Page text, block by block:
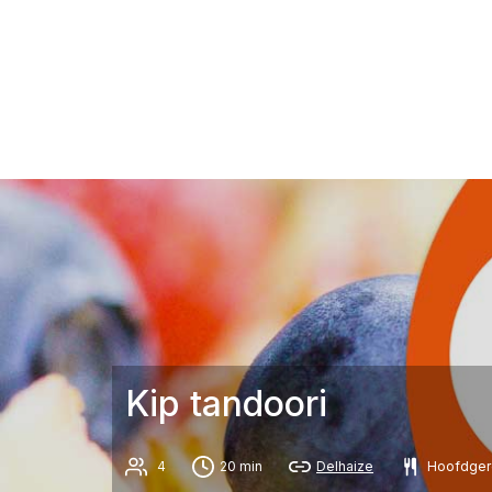
Kip tandoori
4 20 min Delhaize